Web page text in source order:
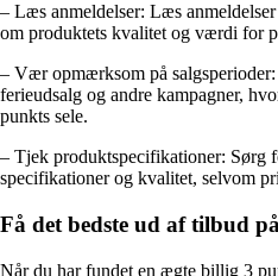
– Læs anmeldelser: Læs
om produktets kvalitet og værdi for
– Vær opmærksom på
ferieudsalg og andre kampagner,
punkts sele.
– Tjek produktspecifikationer: Sørg
specifikationer og kvalitet, selvom
Få det bedste ud af tilbud
Når du har fundet en ægte billig 3